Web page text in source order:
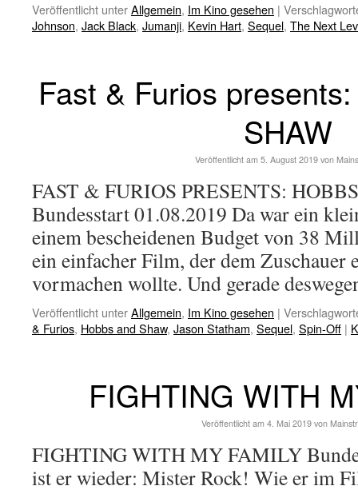
Veröffentlicht unterAllgemein, Im Kino gesehen |
Johnson, Jack Black, Jumanji, Kevin Hart, Sequel, The Next
Fast & Furios
SHAW
Veröffentlicht am 5. August 2019 von
FAST & FURIOS PRESENTS:
Bundesstart 01.08.2019 Da war ein
einem bescheidenen Budget von 38
ein einfacher Film, der dem Zuschauer
vormachen wollte. Und gerade
Veröffentlicht unterAllgemein, Im Kino gesehen |
& Furios, Hobbs and Shaw, Jason Statham, Sequel, Spin-Off |
FIGHTING WITH
Veröffentlicht am 4. Mai 2019 von
FIGHTING WITH MY FAMILY
ist er wieder: Mister Rock! Wie er im